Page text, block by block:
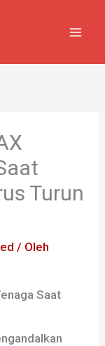
Turun
/ Oleh
Saat